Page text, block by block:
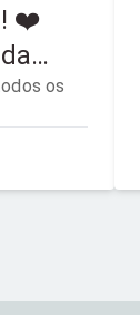
❤️
os